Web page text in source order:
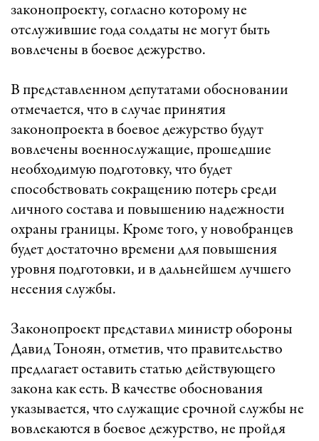
законопроекту, согласно которому не
отслужившие года солдаты не могут быть
вовлечены в боевое дежурство.
В представленном депутатами обосновании
отмечается, что в случае принятия
законопроекта в боевое дежурство будут
вовлечены военнослужащие, прошедшие
необходимую подготовку, что будет
способствовать сокращению потерь среди
личного состава и повышению надежности
охраны границы. Кроме того, у новобранцев
будет достаточно времени для повышения
уровня подготовки, и в дальнейшем лучшего
несения службы.
Законопроект представил министр обороны
Давид Тоноян, отметив, что правительство
предлагает оставить статью действующего
закона как есть. В качестве обоснования
указывается, что служащие срочной службы не
вовлекаются в боевое дежурство, не пройдя